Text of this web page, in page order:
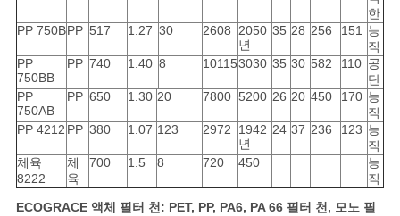
따
옴
표
를
요
구
한
PP 750BPP 517 1.27 30 2608 2050
년
35 28 256 151 능
직
PP
750BB
PP 740 1.40 8 101153030 35 30 582 110 공
단
PP
750AB
PP 650 1.30 20 7800 5200 26 20 450 170 능
직
PP 4212 PP 380 1.07 123 2972
1942
년
24 37 236 123 능
직
체육
8222
체
육
700 1.5 8 720 450
능
직
ECOGRACE 액체 필터 천: PET, PP, PA6, PA 66 필터 천, 모노 필